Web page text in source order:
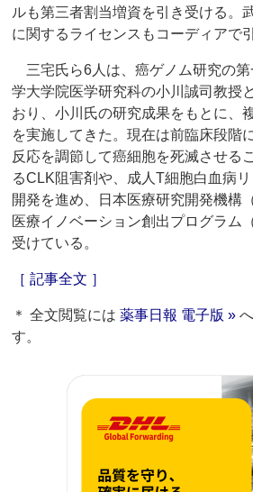
ルも第三者割当増資を引き受ける。
に関するライセンスもコーディアで
三宅氏ら6人は、癌ゲノム研究の第
学大学院医学研究科の小川誠司教授
おり、小川氏の研究成果をもとに、
を実施してきた。現在は前臨床段階
反応を調節して癌細胞を死滅させる
るCLK阻害剤や、成人T細胞白血病
開発を進め、日本医療研究開発機構
医療イノベーション創出プログラム
受けている。
［ 記事全文 ］
＊ 全文閲覧には薬事日報 電子版 »
す。